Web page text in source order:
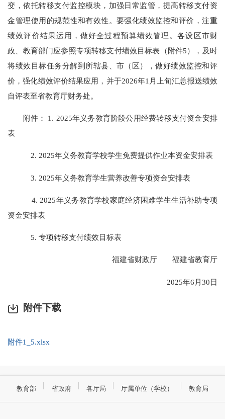
变，依托转移支付监控模块，加强日常监管，提高转移支付资
金管理使用的规范性和有效性。要强化绩效监控和评价，注重
绩效评价结果运用，做好全过程预算绩效管理。各设区市财
政、教育部门应参照专项转移支付绩效目标表（附件5），及时
将绩效目标任务分解到所辖县、市（区），做好绩效监控和评
价，强化绩效评价结果应用，并于2026年1月上旬汇总报送绩效
自评表至省教育厅财务处。
附件： 1. 2025年义务教育阶段公用经费转移支付资金安排
表
2. 2025年义务教育学校学生免费提供作业本资金安排表
3. 2025年义务教育学生营养改善专项资金安排表
4. 2025年义务教育学校家庭经济困难学生生活补助专项
资金安排表
5. 专项转移支付绩效目标表
福建省财政厅 福建省教育厅
2025年6月30日
附件下载
附件1_5.xlsx
教育部 省政府 各厅局 厅属单位（学校） 教育局